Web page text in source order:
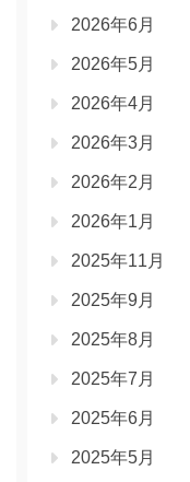
2026年6月
2026年5月
2026年4月
2026年3月
2026年2月
2026年1月
2025年11月
2025年9月
2025年8月
2025年7月
2025年6月
2025年5月